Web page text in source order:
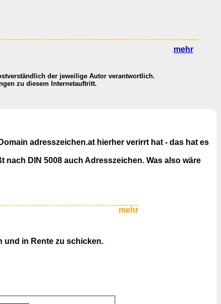
mehr
der jeweilige Autor verantwortlich.
zu diesem Internetauftritt.
adresszeichen.at hierher verirrt hat - das hat es
DIN 5008 auch Adresszeichen. Was also wäre
mehr
und in Rente zu schicken.